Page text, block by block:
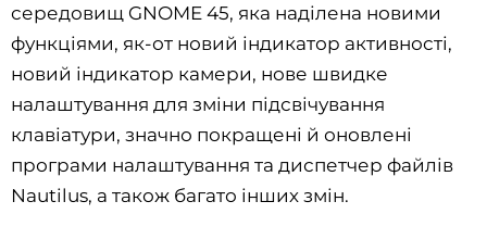
середовищ GNOME 45, яка наділена новими
функціями, як-от новий індикатор активності,
новий індикатор камери, нове швидке
налаштування для зміни підсвічування
клавіатури, значно покращені й оновлені
програми налаштування та диспетчер файлів
Nautilus, а також багато інших змін.